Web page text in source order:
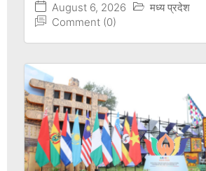
August 6, 2026
मध्य प्रदेश
Comment (0)